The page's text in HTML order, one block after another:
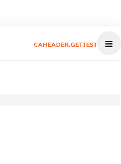
CAHEADER.GETTEST